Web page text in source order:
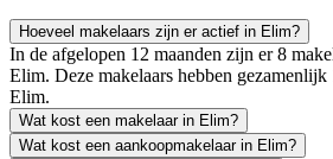
Hoeveel makelaars zijn er actief in Elim?
In de afgelopen 12 maanden zijn er 8
Elim. Deze makelaars hebben
Elim.
Wat kost een makelaar in Elim?
Wat kost een aankoopmakelaar in Elim?